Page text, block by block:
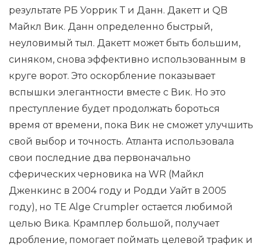
результате РБ Уоррик Т и Данн. Дакетт и QB
Майкл Вик. Данн определенно быстрый,
неуловимый тыл. Дакетт может быть большим,
синяком, снова эффективно использованным в
круге ворот. Это оскорбление показывает
вспышки элегантности вместе с Вик. Но это
преступление будет продолжать бороться
время от времени, пока Вик не сможет улучшить
свой выбор и точность. Атланта использовала
свои последние два первоначально
сферических черновика на WR (Майкл
Дженкинс в 2004 году и Родди Уайт в 2005
году), но TE Alge Crumpler остается любимой
целью Вика. Крамплер большой, получает
дробление, помогает поймать целевой трафик и